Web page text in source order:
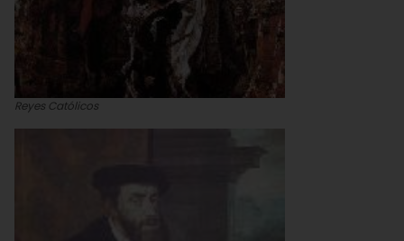
Reyes Católicos